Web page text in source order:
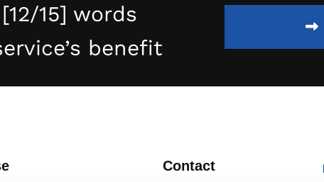
15] words
benefit
Contact